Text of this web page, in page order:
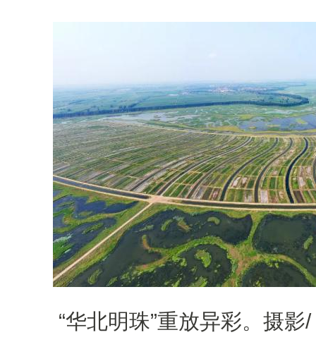
“华北明珠”重放异彩。摄